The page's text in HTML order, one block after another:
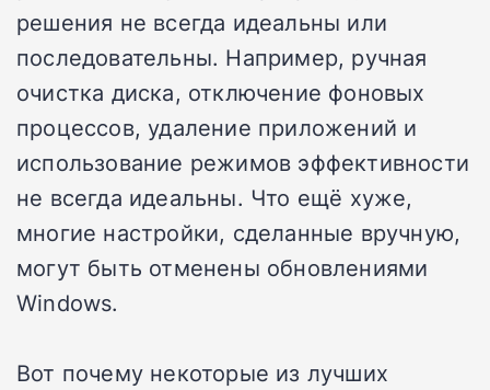
решения не всегда идеальны или
последовательны. Например, ручная
очистка диска, отключение фоновых
процессов, удаление приложений и
использование режимов эффективности
не всегда идеальны. Что ещё хуже,
многие настройки, сделанные вручную,
могут быть отменены обновлениями
Windows.
Вот почему некоторые из лучших